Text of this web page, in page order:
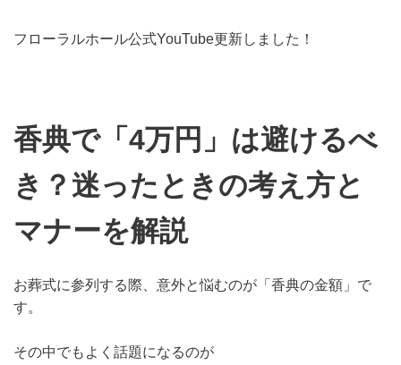
フローラルホール公式YouTube更新しました！
香典で「4万円」は避けるべ
き？迷ったときの考え方と
マナーを解説
お葬式に参列する際、意外と悩むのが「香典の金額」で
す。
その中でもよく話題になるのが